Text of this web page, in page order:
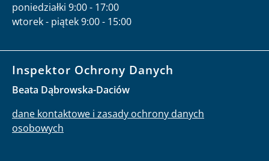
poniedziałki 9:00 - 17:00
wtorek - piątek 9:00 - 15:00
Inspektor Ochrony Danych
Beata Dąbrowska-Daciów
dane kontaktowe i zasady ochrony danych
osobowych